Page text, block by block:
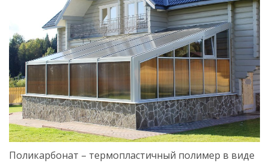
Поликарбонат – термопластичный полимер в виде